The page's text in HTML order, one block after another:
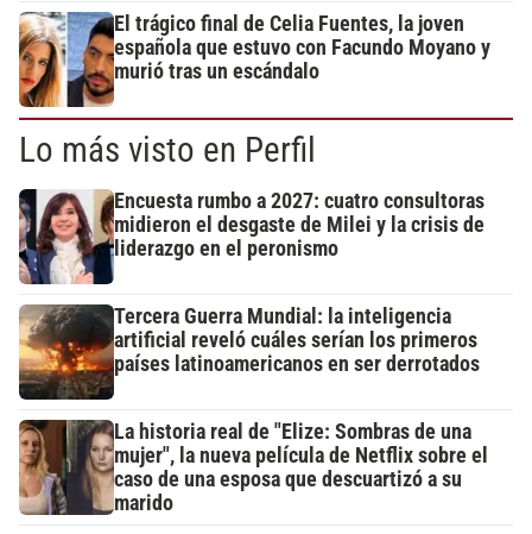
El trágico final de Celia Fuentes, la joven
española que estuvo con Facundo Moyano y
murió tras un escándalo
Lo más visto en Perfil
Encuesta rumbo a 2027: cuatro consultoras
midieron el desgaste de Milei y la crisis de
liderazgo en el peronismo
Tercera Guerra Mundial: la inteligencia
artificial reveló cuáles serían los primeros
países latinoamericanos en ser derrotados
La historia real de "Elize: Sombras de una
mujer", la nueva película de Netflix sobre el
caso de una esposa que descuartizó a su
marido